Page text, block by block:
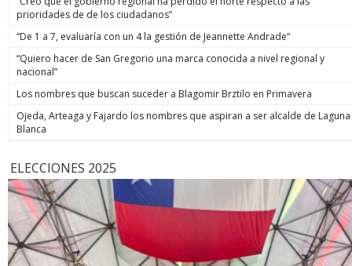
prioridades de de los ciudadanos”
“De 1 a 7, evaluaría con un 4 la gestión de Jeannette Andrade”
“Quiero hacer de San Gregorio una marca conocida a nivel regional y
nacional”
Los nombres que buscan suceder a Blagomir Brztilo en Primavera
Ojeda, Arteaga y Fajardo los nombres que aspiran a ser alcalde de Laguna
Blanca
ELECCIONES 2025